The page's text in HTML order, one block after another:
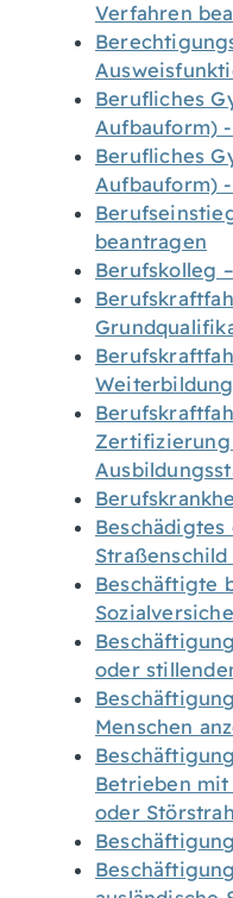
Verfahren
Berufliches
Aufbauform)
Berufliches
Aufbauform)
beantragen
Berufskolleg
Zertifizierung
Straßenschild
Beschäftigte
oder
Menschen
Betrieben
oder